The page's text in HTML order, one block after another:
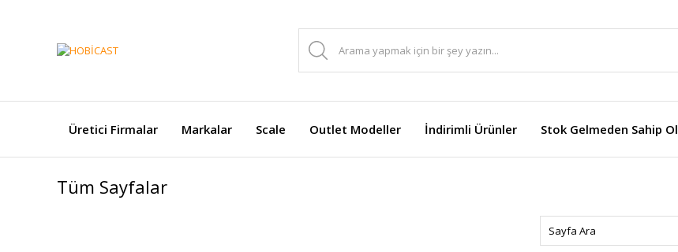
Üretici Firmalar Markalar Scale Outlet Modeller İndirimli Ürünler Stok Gelmeden Sahip Ol
Tüm Sayfalar